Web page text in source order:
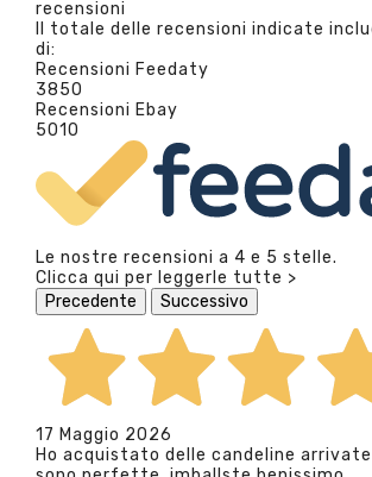
recensioni
Il totale delle recensioni indicate
di:
Recensioni Feedaty
3850
Recensioni Ebay
5010
Le nostre recensioni a 4 e 5 stelle.
Clicca qui per leggerle tutte >
Precedente
Successivo
17 Maggio 2026
Ho acquistato delle candeline